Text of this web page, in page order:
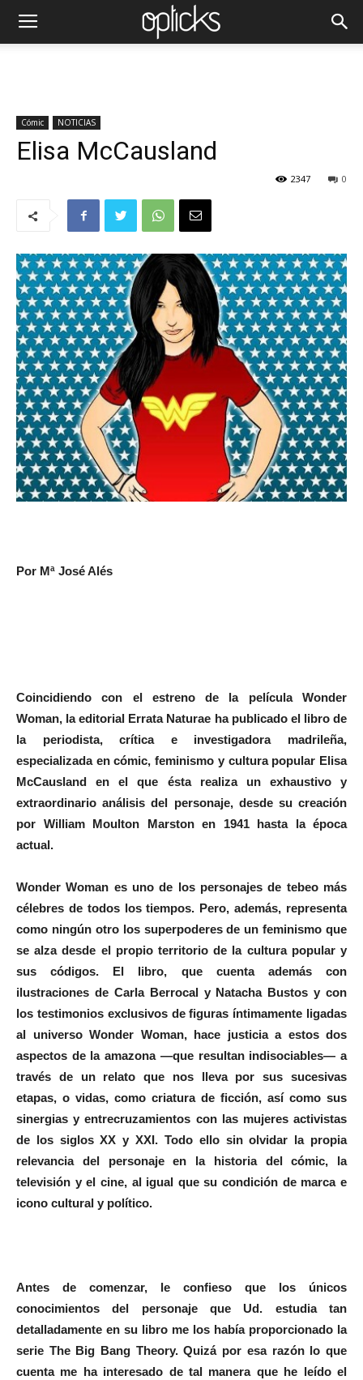
Cómic NOTICIAS
Elisa McCausland
0
2347
Por Mª José Alés
Coincidiendo con el estreno de la película Wonder
Woman, la editorial Errata Naturae ha publicado el libro de
la periodista, crítica e investigadora madrileña,
especializada en cómic, feminismo y cultura popular Elisa
McCausland en el que ésta realiza un exhaustivo y
extraordinario análisis del personaje, desde su creación
por William Moulton Marston en 1941 hasta la época
actual.
Wonder Woman es uno de los personajes de tebeo más
célebres de todos los tiempos. Pero, además, representa
como ningún otro los superpoderes de un feminismo que
se alza desde el propio territorio de la cultura popular y
sus códigos. El libro, que cuenta además con
ilustraciones de Carla Berrocal y Natacha Bustos y con
los testimonios exclusivos de figuras íntimamente ligadas
al universo Wonder Woman, hace justicia a estos dos
aspectos de la amazona —que resultan indisociables— a
través de un relato que nos lleva por sus sucesivas
etapas, o vidas, como criatura de ficción, así como sus
sinergias y entrecruzamientos con las mujeres activistas
de los siglos XX y XXI. Todo ello sin olvidar la propia
relevancia del personaje en la historia del cómic, la
televisión y el cine, al igual que su condición de marca e
icono cultural y político.
Antes de comenzar, le confieso que los únicos
conocimientos del personaje que Ud. estudia tan
detalladamente en su libro me los había proporcionado la
serie The Big Bang Theory. Quizá por esa razón lo que
cuenta me ha interesado de tal manera que he leído el